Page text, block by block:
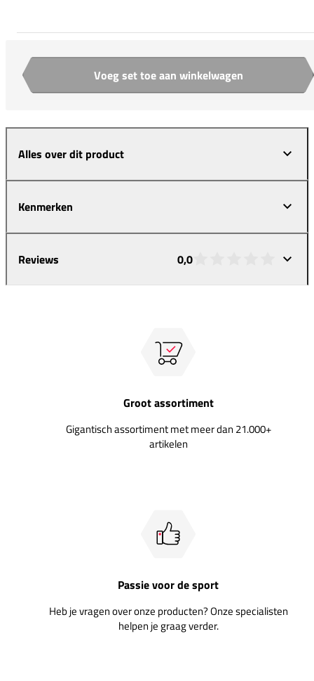
Aantal Voeg set toe aan winkelwagen
Alles over dit product
Kenmerken
Reviews 0,0
Groot assortiment
Gigantisch assortiment met meer dan 21.000+
artikelen
Passie voor de sport
Heb je vragen over onze producten? Onze specialisten
helpen je graag verder.